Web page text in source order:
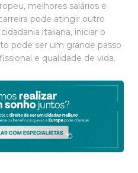
melhores salários e
pode atingir outro
italiana, iniciar o
pode ser um grande passo
e qualidade de vida.